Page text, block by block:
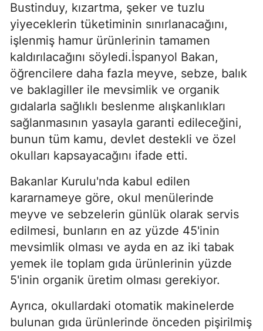
Bustinduy, kızartma, şeker ve tuzlu
yiyeceklerin tüketiminin sınırlanacağını,
işlenmiş hamur ürünlerinin tamamen
kaldırılacağını söyledi.İspanyol Bakan,
öğrencilere daha fazla meyve, sebze, balık
ve baklagiller ile mevsimlik ve organik
gıdalarla sağlıklı beslenme alışkanlıkları
sağlanmasının yasayla garanti edileceğini,
bunun tüm kamu, devlet destekli ve özel
okulları kapsayacağını ifade etti.
Bakanlar Kurulu'nda kabul edilen
kararnameye göre, okul menülerinde
meyve ve sebzelerin günlük olarak servis
edilmesi, bunların en az yüzde 45'inin
mevsimlik olması ve ayda en az iki tabak
yemek ile toplam gıda ürünlerinin yüzde
5'inin organik üretim olması gerekiyor.
Ayrıca, okullardaki otomatik makinelerde
bulunan gıda ürünlerinde önceden pişirilmiş